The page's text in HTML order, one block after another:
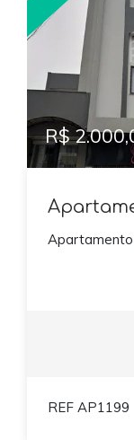
R$
Apartamento
REF AP1199